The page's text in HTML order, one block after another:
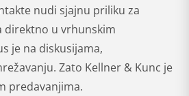
nudi sjajnu priliku za
direktno u vrhunskim
je na diskusijama,
Zato Kellner & Kunc je
predavanjima.